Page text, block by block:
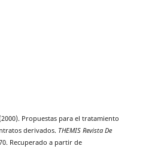
Propuestas para el tratamiento
derivados. THEMIS Revista De
Recuperado a partir de